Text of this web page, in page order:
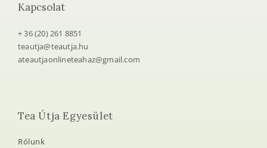
Kapcsolat
+ 36 (20) 261 8851
teautja@teautja.hu
ateautjaonlineteahaz@gmail.com
Tea Útja Egyesület
Rólunk